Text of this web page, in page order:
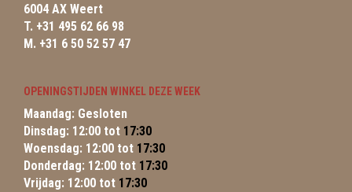
6004 AX Weert
T. +31 495 62 66 98
M. +31 6 50 52 57 47
OPENINGSTIJDEN WINKEL DEZE WEEK
Maandag: Gesloten
Dinsdag: 12:00 tot 17:30
Woensdag: 12:00 tot 17:30
Donderdag: 12:00 tot 17:30
Vrijdag: 12:00 tot 17:30